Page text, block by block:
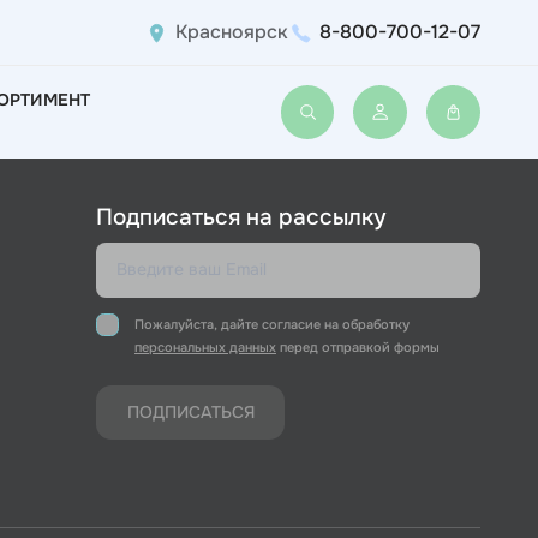
Красноярск 8-800-700-12-07
не
Войти или
Подписаться на рассылку
Пожалуйста, дайте согласие на обработку
персональных данныхперед отправкой формы
ПОДПИСАТЬСЯ